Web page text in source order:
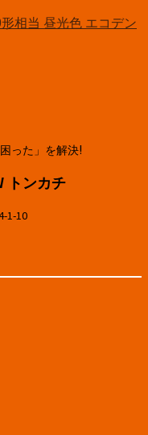
相当 昼光色 エコデン
った」を解決!
トンカチ
1-10